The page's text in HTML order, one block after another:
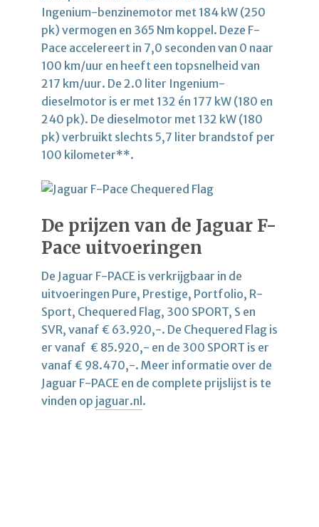
Ingenium-benzinemotor met 184 kW (250
pk) vermogen en 365 Nm koppel. Deze F-
Pace accelereert in 7,0 seconden van 0 naar
100 km/uur en heeft een topsnelheid van
217 km/uur. De 2.0 liter Ingenium-
dieselmotor is er met 132 én 177 kW (180 en
240 pk). De dieselmotor met 132 kW (180
pk) verbruikt slechts 5,7 liter brandstof per
100 kilometer**.
De prijzen van de Jaguar F-
Pace uitvoeringen
De Jaguar F-PACE is verkrijgbaar in de
uitvoeringen Pure, Prestige, Portfolio, R-
Sport, Chequered Flag, 300 SPORT, S en
SVR, vanaf € 63.920,-. De Chequered Flag is
er vanaf € 85.920,- en de 300 SPORT is er
vanaf € 98.470,-. Meer informatie over de
Jaguar F-PACE en de complete prijslijst is te
vinden op jaguar.nl .